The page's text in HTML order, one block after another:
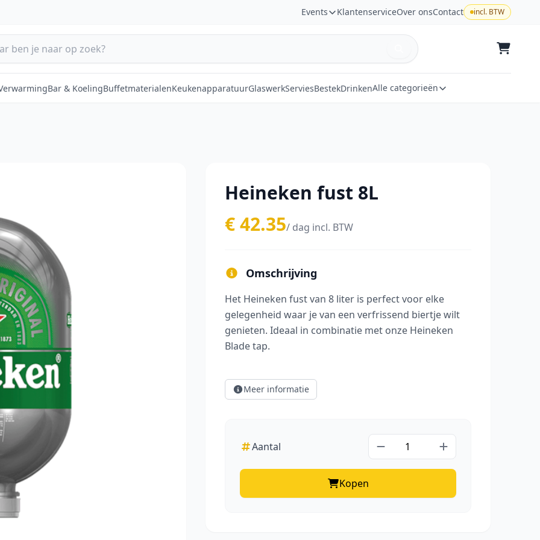
Events KlantenserviceOver onsContact incl. BTW
Bar & KoelingBuffetmaterialenKeukenapparatuurGlaswerkServiesBestekDrinkenAlle categorieën
afbeelding
Heineken fust 8L
€ 42.35/ dag incl. BTW
Omschrijving
Het Heineken fust van 8 liter is perfect voor elke
gelegenheid waar je van een verfrissend biertje wilt
genieten. Ideaal in combinatie met onze Heineken
Blade tap.
Meer informatie
Aantal
Kopen